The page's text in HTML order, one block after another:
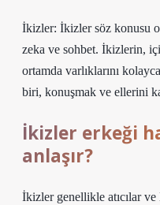
İkizler: İkizler söz konusu
zeka ve sohbet. İkizlerin,
ortamda varlıklarını
biri, konuşmak ve ellerini
İkizler erkeği
anlaşır?
İkizler genellikle atıcılar ve